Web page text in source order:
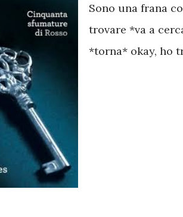
Sono una frana
trovare *va a
*torna* okay, ho